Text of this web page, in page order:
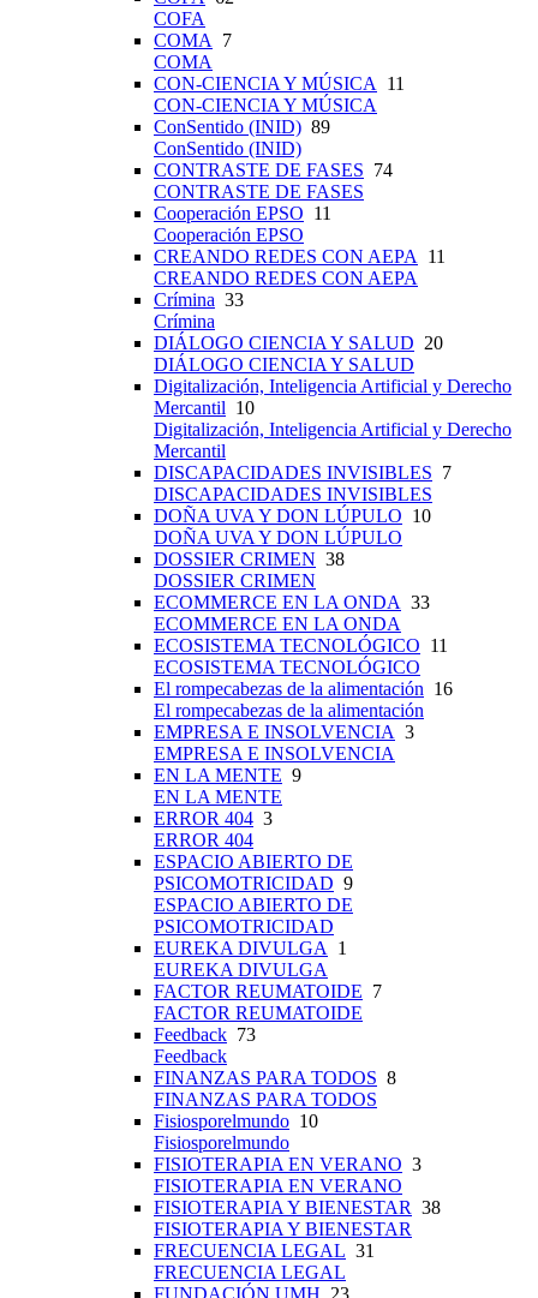
COFA
COMA
7
COMA
CON-CIENCIA Y MÚSICA
11
CON-CIENCIA Y MÚSICA
ConSentido (INID) 89
ConSentido (INID)
CONTRASTE DE FASES 74
CONTRASTE DE FASES
Cooperación EPSO 11
Cooperación EPSO
CREANDO REDES CON AEPA
11
CREANDO REDES CON AEPA
Crímina 33
Crímina
DIÁLOGO CIENCIA Y SALUD 20
DIÁLOGO CIENCIA Y SALUD
Digitalización, Inteligencia Artificial y Derecho
Mercantil 10
Digitalización, Inteligencia Artificial y Derecho
Mercantil
DISCAPACIDADES INVISIBLES 7
DISCAPACIDADES INVISIBLES
DOÑA UVA Y DON LÚPULO 10
DOÑA UVA Y DON LÚPULO
DOSSIER CRIMEN 38
DOSSIER CRIMEN
ECOMMERCE EN LA ONDA 33
ECOMMERCE EN LA ONDA
ECOSISTEMA TECNOLÓGICO 11
ECOSISTEMA TECNOLÓGICO
El rompecabezas de la alimentación 16
El rompecabezas de la alimentación
EMPRESA E INSOLVENCIA 3
EMPRESA E INSOLVENCIA
EN LA MENTE 9
EN LA MENTE
ERROR 404 3
ERROR 404
ESPACIO ABIERTO DE
PSICOMOTRICIDAD 9
ESPACIO ABIERTO DE
PSICOMOTRICIDAD
EUREKA DIVULGA
1
EUREKA DIVULGA
FACTOR REUMATOIDE 7
FACTOR REUMATOIDE
Feedback 73
Feedback
FINANZAS PARA TODOS 8
FINANZAS PARA TODOS
Fisiosporelmundo 10
Fisiosporelmundo
FISIOTERAPIA EN VERANO 3
FISIOTERAPIA EN VERANO
FISIOTERAPIA Y BIENESTAR 38
FISIOTERAPIA Y BIENESTAR
FRECUENCIA LEGAL 31
FRECUENCIA LEGAL